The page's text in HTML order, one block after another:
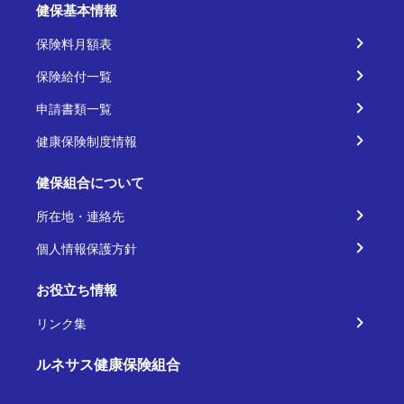
健保基本情報
保険料月額表
保険給付一覧
申請書類一覧
健康保険制度情報
健保組合について
所在地・連絡先
個人情報保護方針
お役立ち情報
リンク集
ルネサス健康保険組合